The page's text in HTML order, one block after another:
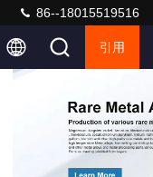
86--18015519516
引用